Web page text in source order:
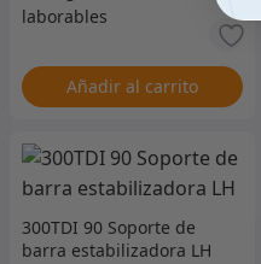
Añadir al carrito
300TDI 90 Soporte de
barra estabilizadora LH